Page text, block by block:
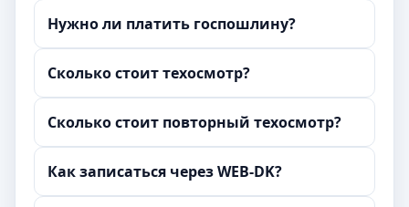
Нужно ли платить госпошлину?
Сколько стоит техосмотр?
Сколько стоит повторный техосмотр?
Как записаться через WEB-DK?